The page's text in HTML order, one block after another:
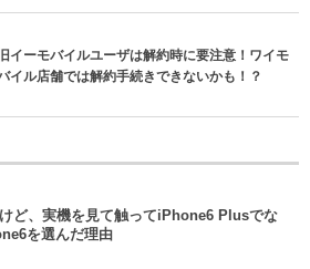
旧イーモバイルユーザは解約時に要注意！ワイモ
イル店舗では解約手続きできないかも！？
ど、実機を見て触ってiPhone6 Plusでな
を選んだ理由